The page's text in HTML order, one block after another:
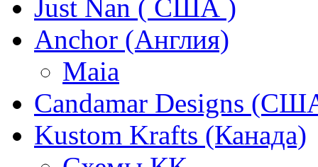
Just Nan ( США )
Anchor (Англия)
Maia
Candamar Designs
Kustom Krafts (Канада)